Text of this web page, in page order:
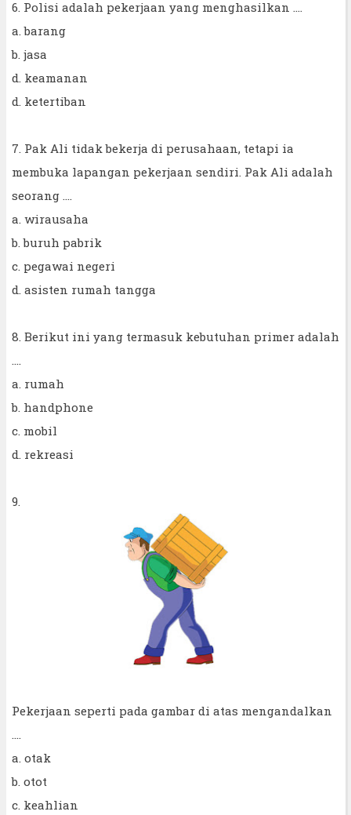
6. Polisi adalah pekerjaan yang menghasilkan ....
a. barang
b. jasa
d. keamanan
d. ketertiban
7. Pak Ali tidak bekerja di perusahaan, tetapi ia
membuka lapangan pekerjaan sendiri. Pak Ali adalah
seorang ....
a. wirausaha
b. buruh pabrik
c. pegawai negeri
d. asisten rumah tangga
8. Berikut ini yang termasuk kebutuhan primer adalah
a. rumah
b. handphone
c. mobil
d. rekreasi
9.
Pekerjaan seperti pada gambar di atas mengandalkan
....
a. otak
b. otot
c. keahlian